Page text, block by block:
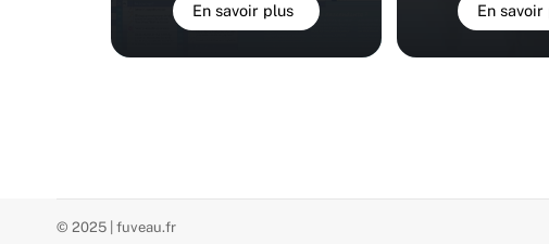
En savoir plus En savoir
© 2025 | fuveau.fr